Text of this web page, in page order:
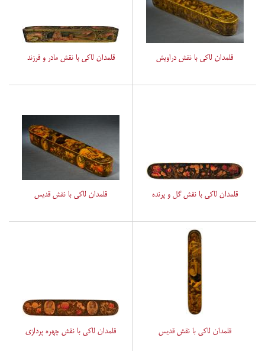
قلمدان لاکی با نقش مادر و فرزند قلمدان لاکی با نقش دراویش
قلمدان لاکی با نقش قدیس قلمدان لاکی با نقش گل و پرنده
قلمدان لاکی با نقش چهره پردازی قلمدان لاکی با نقش قدیس